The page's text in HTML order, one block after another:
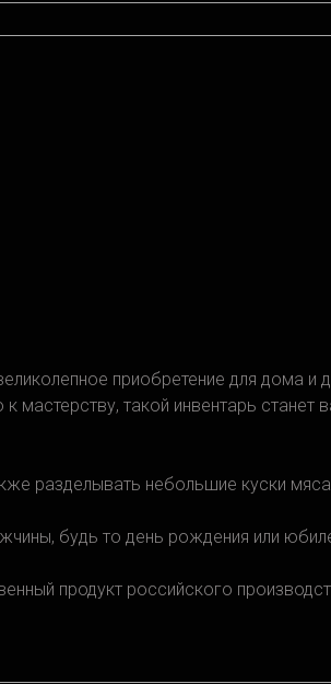
приобретение для дома
такой инвентарь
разделывать небольшие куски
будь то день рождения или
продукт российского